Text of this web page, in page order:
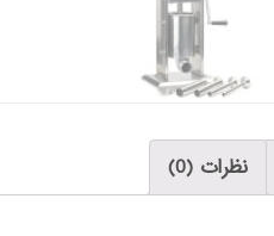
نظرات (0)